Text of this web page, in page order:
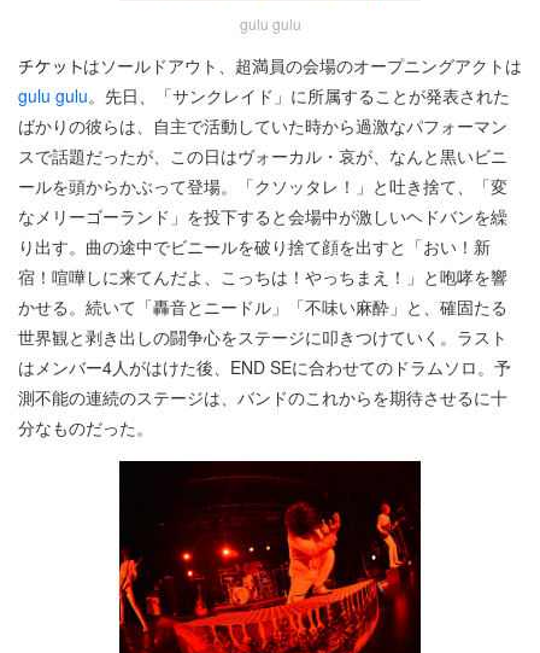
gulu gulu
はソールドアウト、超満員の会場のオープニングアクトは
gulu gulu。先日、「サンクレイド」に所属することが発表された
ばかりの彼らは、自主で活動していた時から過激なパフォーマン
スで話題だったが、この日はヴォーカル・哀が、なんと黒いビニ
ールを頭からかぶって登場。「クソッタレ！」と吐き捨て、「変
なメリーゴーランド」を投下すると会場中が激しいヘドバンを繰
り出す。曲の途中でビニールを破り捨て顔を出すと「おい！新
宿！喧嘩しに来てんだよ、こっちは！やっちまえ！」と咆哮を響
かせる。続いて「轟音とニードル」「不味い麻酔」と、確固たる
世界観と剥き出しの闘争心をステージに叩きつけていく。ラスト
はメンバー4人がはけた後、END SEに合わせてのドラムソロ。予
測不能の連続のステージは、バンドのこれからを期待させるに十
分なものだった。